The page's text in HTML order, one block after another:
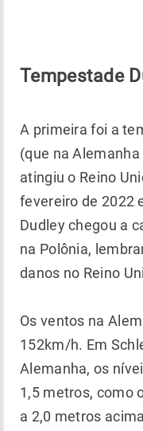
Tempestade
A primeira foi a
(que na
atingiu o Reino
fevereiro de 2022
Dudley chegou a
na Polônia,
danos no Reino
Os ventos na
152km/h. Em
Alemanha, os
1,5 metros, como
a 2,0 metros